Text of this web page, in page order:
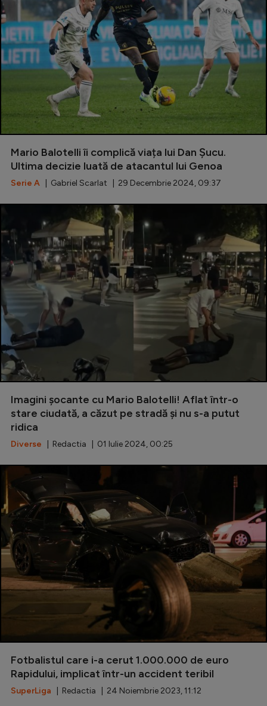
Starurile fotbalului
EURO 2024
Stranieri
Clasamente
Tenis
Handbal
Natație
Formula 1
Gimnastică
Auto
Rugby
Ciclism
Alte sporturi
JO 2024
JO 2026
Intră în cont
Mario Balotelli îi complică viața lui Dan Șucu.
Ultima decizie luată de atacantul lui Genoa
Serie A | Gabriel Scarlat | 29 Decembrie 2024, 09:37
Imagini șocante cu Mario Balotelli! Aflat într-o
stare ciudată, a căzut pe stradă și nu s-a putut
ridica
Diverse | Redactia | 01 Iulie 2024, 00:25
Fotbalistul care i-a cerut 1.000.000 de euro
Rapidului, implicat într-un accident teribil
SuperLiga | Redactia | 24 Noiembrie 2023, 11:12